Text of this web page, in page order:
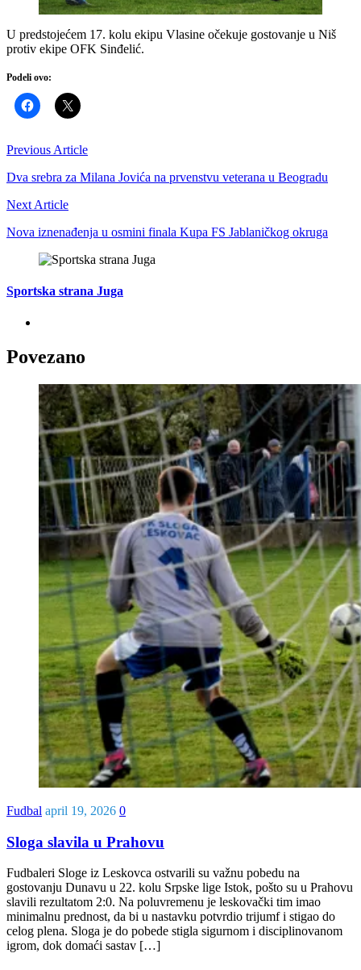
U predstojećem 17. kolu ekipu Vlasine očekuje gostovanje u Niš
protiv ekipe OFK Sinđelić.
Podeli ovo:
Previous Article
Dva srebra za Milana Jovića na prvenstvu veterana u Beogradu
Next Article
Nova iznenađenja u osmini finala Kupa FS Jablaničkog okruga
Sportska strana Juga
Povezano
Fudbal april 19, 2026 0
Sloga slavila u Prahovu
Fudbaleri Sloge iz Leskovca ostvarili su važnu pobedu na
gostovanju Dunavu u 22. kolu Srpske lige Istok, pošto su u Prahovu
slavili rezultatom 2:0. Na poluvremenu je leskovački tim imao
minimalnu prednost, da bi u nastavku potvrdio trijumf i stigao do
celog plena. Sloga je do pobede stigla sigurnom i disciplinovanom
igrom, dok domaći sastav […]